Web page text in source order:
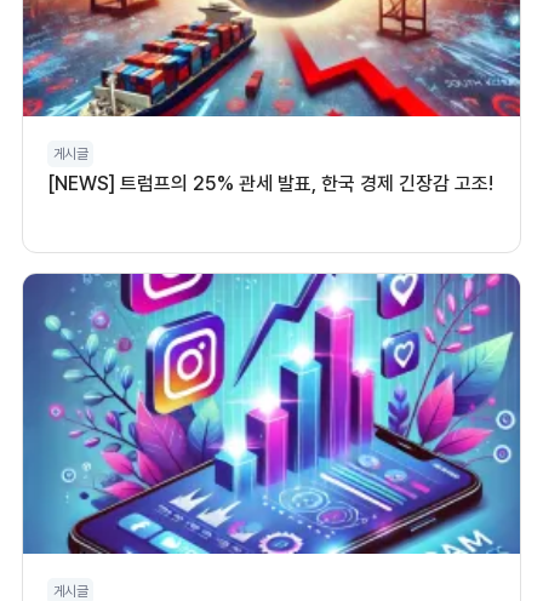
게시글
[NEWS] 트럼프의 25% 관세 발표, 한국 경제 긴장감 고조!
게시글